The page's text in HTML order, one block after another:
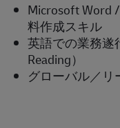
Microsoft Word
料作成スキル
英語での業務遂
Reading）
グローバル／